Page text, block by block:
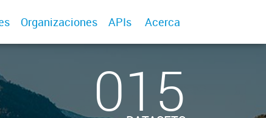
Organizaciones APIs Acerca
015